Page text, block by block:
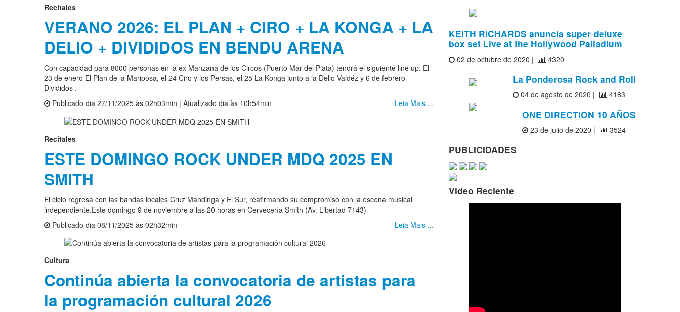
Recitales
VERANO 2026: EL PLAN + CIRO + LA KONGA + LA
DELIO + DIVIDIDOS EN BENDU ARENA
Con capacidad para 8000 personas en la ex Manzana de los Circos (Puerto Mar del Plata) tendrá el siguiente line up: El
23 de enero El Plan de la Mariposa, el 24 Ciro y los Persas, el 25 La Konga junto a la Delio Valdéz y 6 de febrero
Divididos .
Publicado dia 27/11/2025 às 02h03min | Atualizado dia às 10h54min
Leia Mais ...
Recitales
ESTE DOMINGO ROCK UNDER MDQ 2025 EN
SMITH
El ciclo regresa con las bandas locales Cruz Mandinga y El Sur, reafirmando su compromiso con la escena musical
independiente.Este domingo 9 de noviembre a las 20 horas en Cervecería Smith (Av. Libertad 7143)
Publicado dia 08/11/2025 às 02h32min
Leia Mais ...
Cultura
Continúa abierta la convocatoria de artistas para
la programación cultural 2026
KEITH RICHARDS anuncia super deluxe
box set Live at the Hollywood Palladium
02 de octubre de 2020 | 4320
La Ponderosa Rock and Roll
04 de agosto de 2020 | 4183
ONE DIRECTION 10 AÑOS
23 de julio de 2020 | 3524
PUBLICIDADES
Video Reciente